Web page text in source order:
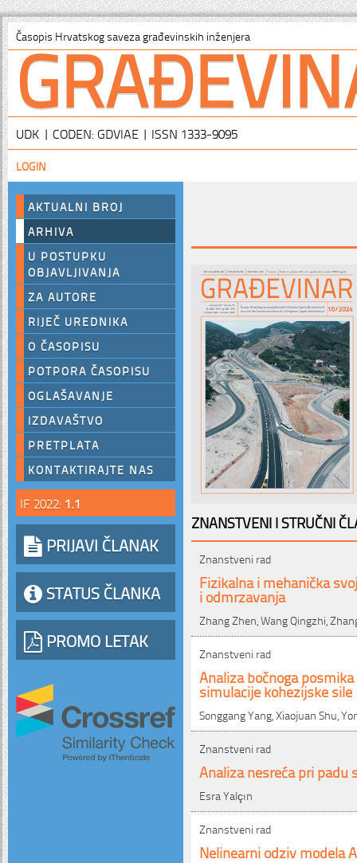
Časopis Hrvatskog saveza građevinskih inženjera
UDK | CODEN: GDVIAE | ISSN 1333-9095
LOGIN
AKTUALNI BROJ
ARHIVA
U POSTUPKU
OBJAVLJIVANJA
ZA AUTORE
RIJEČ UREDNIKA
O ČASOPISU
POTPORA ČASOPISU
OGLAŠAVANJE
IZDAVAŠTVO
PRETPLATA
KONTAKTIRAJTE NAS
IF 2022: 1.1
PRIJAVI ČLANAK
STATUS ČLANKA
PROMO LETAK
ZNANSTVENI I STRUČNI
Znanstveni rad
Fizikalna i mehanička
i odmrzavanja
Zhang Zhen, Wang Qingzhi,
Znanstveni rad
Analiza bočnoga
simulacije kohezijske sile
Songgang Yang, Xiaojuan Shu,
Znanstveni rad
Analiza nesreća pri
Esra Yalçın
Znanstveni rad
Nelinearni odziv modela